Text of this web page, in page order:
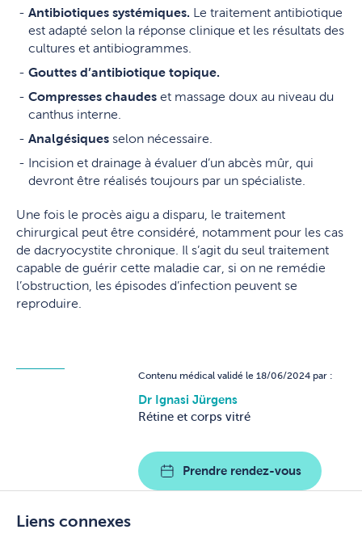
Antibiotiques systémiques. Le traitement antibiotique
est adapté selon la réponse clinique et les résultats des
cultures et antibiogrammes.
Gouttes d’antibiotique topique.
Compresses chaudes et massage doux au niveau du
canthus interne.
Analgésiques selon nécessaire.
Incision et drainage à évaluer d’un abcès mûr, qui
devront être réalisés toujours par un spécialiste.
Une fois le procès aigu a disparu, le traitement
chirurgical peut être considéré, notamment pour les cas
de dacryocystite chronique. Il s’agit du seul traitement
capable de guérir cette maladie car, si on ne remédie
l’obstruction, les épisodes d’infection peuvent se
reproduire.
Contenu médical validé le 18/06/2024 par :
Dr Ignasi Jürgens
Rétine et corps vitré
Prendre rendez-vous
Liens connexes